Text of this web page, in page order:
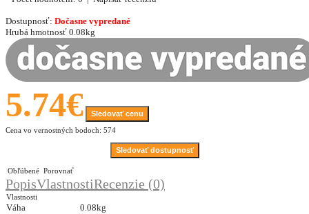
Dostupnosť: Dočasne vypredané
Hrubá hmotnosť 0.08kg
5.74€
Sledovať cenu
Cena vo vernostných bodoch: 574
Sledovať dostupnosť
Obľúbené Porovnať
PopisVlastnostiRecenzie (0)
Vlastnosti
Váha
0.08kg